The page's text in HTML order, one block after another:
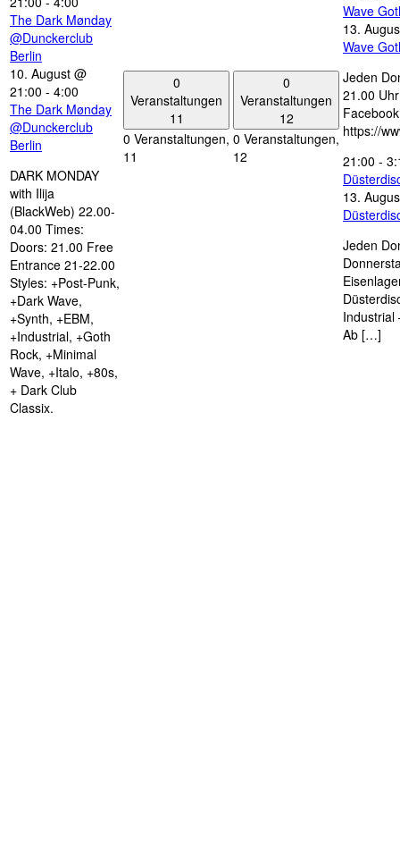
The Dark Mønday
@Dunckerclub
Berlin
10. August @
21:00 - 4:00
The Dark Mønday
@Dunckerclub
Berlin
DARK MONDAY
with Ilija
(BlackWeb) 22.00-
04.00 Times:
Doors: 21.00 Free
Entrance 21-22.00
Styles: +Post-Punk,
+Dark Wave,
+Synth, +EBM,
+Industrial, +Goth
Rock, +Minimal
Wave, +Italo, +80s,
+ Dark Club
Classix.
0
Veranstaltungen
11
0 Veranstaltungen,
11
0
Veranstaltungen
12
0 Veranstaltungen,
12
Wave
13.
Wave
Jeden
21.00
https://
21:00 -
13.
Jeden
Industrial
Ab […]